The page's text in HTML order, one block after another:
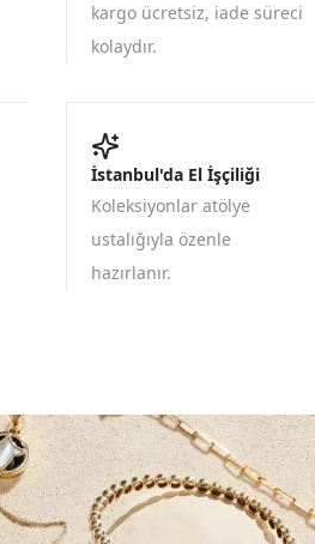
kargo ücretsiz, iade süreci
kolaydır.
İstanbul'da El İşçiliği
Koleksiyonlar atölye
ustalığıyla özenle
hazırlanır.